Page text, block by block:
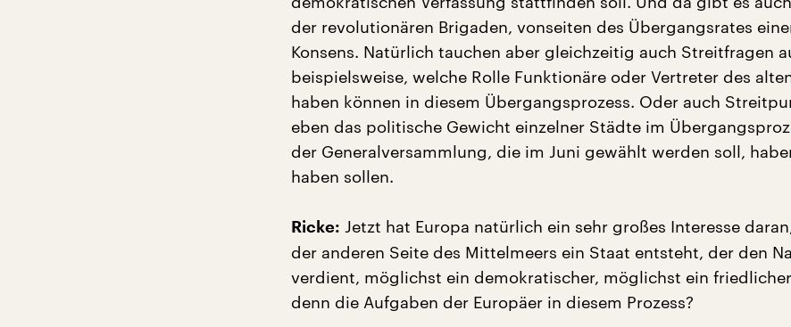
der revolutionären Brigaden, vonseiten des Übergangsrates
Konsens. Natürlich tauchen aber gleichzeitig auch Streitfragen
beispielsweise, welche Rolle Funktionäre oder Vertreter des
haben können in diesem Übergangsprozess. Oder auch
eben das politische Gewicht einzelner Städte im
der Generalversammlung, die im Juni gewählt werden soll,
haben sollen.
Ricke: Jetzt hat Europa natürlich ein sehr großes Interesse
der anderen Seite des Mittelmeers ein Staat entsteht, der den
verdient, möglichst ein demokratischer, möglichst ein
denn die Aufgaben der Europäer in diesem Prozess?